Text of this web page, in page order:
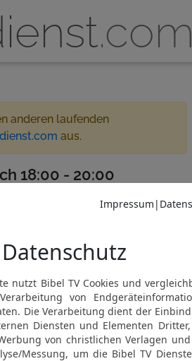
.com
anderen laufenden
aus.
18:00 - 20:00
Gemeinde abonnieren